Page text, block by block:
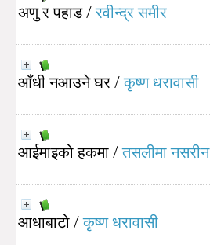
अणु र पहाड/रवीन्द्र समीर
आँधी नआउने घर/कृष्ण धरावासी
आईमाइको हकमा/तसलीमा नसरीन
आधाबाटो/कृष्ण धरावासी